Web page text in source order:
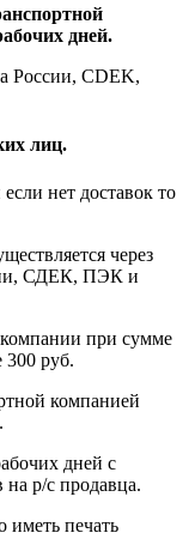
дней.
России, CDEK,
лиц.
нет доставок то
через
СДЕК, ПЭК и
при сумме
300 руб.
компанией
дней с
р/с продавца.
печать